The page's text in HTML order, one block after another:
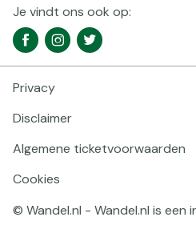
Je vindt ons ook op:
Social
media
FacebookInstagramTwitter
© Wandel.nl - Wandel.nl is een
Footer
navigatie
Privacy
Disclaimer
Algemene ticketvoorwaarden
Cookies